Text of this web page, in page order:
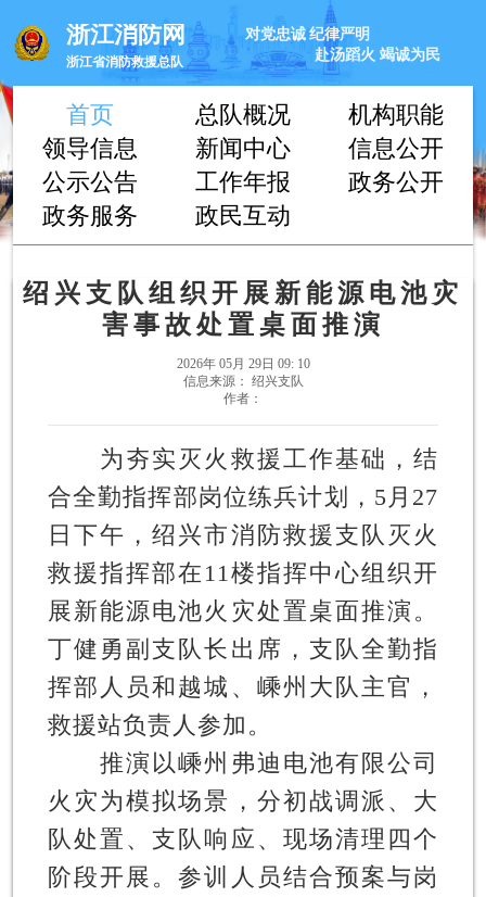
浙江消防网
浙江省消防救援总队
对党忠诚 纪律严明
赴汤蹈火 竭诚为民
首页 总队概况
机构职能
领导信息
新闻中心
信息公开
公示公告
工作年报
政务公开
政务服务
政民互动
绍兴支队组织开展新能源电池灾
害事故处置桌面推演
2026年 05月 29日 09: 10
信息来源： 绍兴支队
作者：
为夯实灭火救援工作基础，结
合全勤指挥部岗位练兵计划，5月27
日下午，绍兴市消防救援支队灭火
救援指挥部在11楼指挥中心组织开
展新能源电池火灾处置桌面推演。
丁健勇副支队长出席，支队全勤指
挥部人员和越城、嵊州大队主官，
救援站负责人参加。
推演以嵊州弗迪电池有限公司
火灾为模拟场景，分初战调派、大
队处置、支队响应、现场清理四个
阶段开展。参训人员结合预案与岗